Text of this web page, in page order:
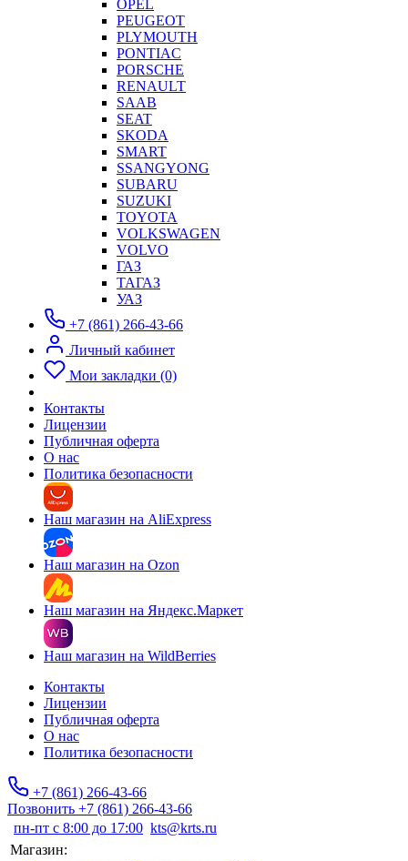
OPEL
PEUGEOT
PLYMOUTH
PONTIAC
PORSCHE
RENAULT
SAAB
SEAT
SKODA
SMART
SSANGYONG
SUBARU
SUZUKI
TOYOTA
VOLKSWAGEN
VOLVO
ГАЗ
ТАГАЗ
УАЗ
+7 (861) 266-43-66
Личный кабинет
Мои закладки (0)
Контакты
Лицензии
Публичная оферта
О нас
Политика безопасности
Наш магазин на AliExpress
Наш магазин на Ozon
Наш магазин на Яндекс.Маркет
Наш магазин на WildBerries
Контакты
Лицензии
Публичная оферта
О нас
Политика безопасности
+7 (861) 266-43-66
Позвонить +7 (861) 266-43-66
пн-пт с 8:00 до 17:00 kts@krts.ru
Магазин: